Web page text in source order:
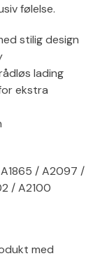
følelse.
stilig design
lading
ekstra
/ A2097 /
/ A2100
med